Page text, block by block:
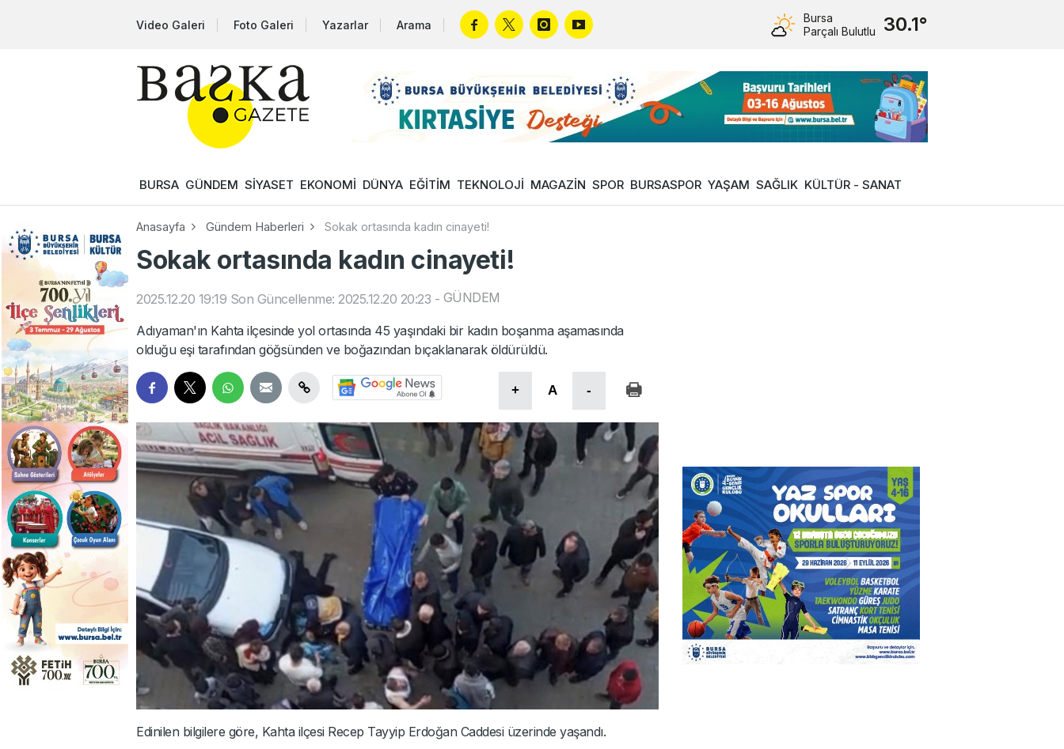
Video Galeri Foto Galeri Yazarlar Arama
Bursa
Parçalı Bulutlu
30.1°
BURSA GÜNDEM SİYASET EKONOMİ DÜNYA EĞİTİM TEKNOLOJİ MAGAZİN SPOR BURSASPOR YAŞAM SAĞLIK KÜLTÜR - SANAT
Anasayfa Gündem Haberleri Sokak ortasında kadın cinayeti!
Sokak ortasında kadın cinayeti!
2025.12.20 19:19 Son Güncellenme: 2025.12.20 20:23 - GÜNDEM
Adıyaman'ın Kahta ilçesinde yol ortasında 45 yaşındaki bir kadın boşanma aşamasında
olduğu eşi tarafından göğsünden ve boğazından bıçaklanarak öldürüldü.
+ A -
Edinilen bilgilere göre, Kahta ilçesi Recep Tayyip Erdoğan Caddesi üzerinde yaşandı.